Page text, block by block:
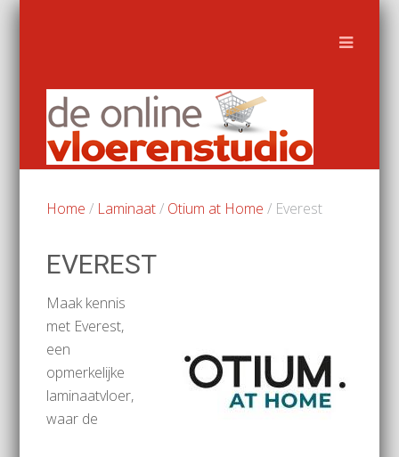
Home / Laminaat/ Otium at Home / Everest
EVEREST
Maak kennis
met Everest,
een
opmerkelijke
laminaatvloer,
waar de